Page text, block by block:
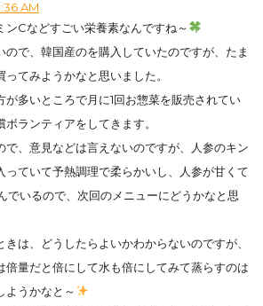
AM
ンCなどすごい栄養素なんですね～
ので、韓国産のを購入していたのですが、たま
ってみようかなと思いました。
が多いところで月に1回お惣菜を販売されてい
ランティアをしてきます。
で、意見などは言えないのですが、人参のキン
っていて予熱調理で柔らかいし、人参が甘くて
でいるので、次回のメニューにどうかなと思
きは、どうしたらよいかわからないのですが、
倍量だと倍にして水も倍にしてみて蒸らすのは
ようかなと～